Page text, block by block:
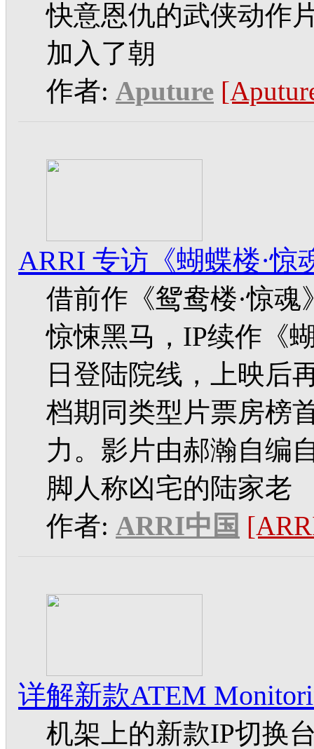
快意恩仇的武侠动作
加入了朝
作者: Aputure
ARRI 专访《蝴蝶楼·惊
借前作《鸳鸯楼·惊
惊悚黑马，IP续作《
日登陆院线，上映后
档期同类型片票房榜
力。影片由郝瀚自编
脚人称凶宅的陆家老
作者: ARRI中国
详解新款ATEM
机架上的新款IP切换